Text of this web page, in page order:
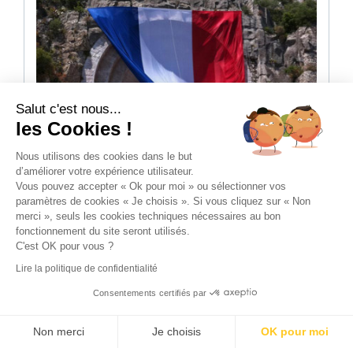
Drapeau France XXL
Devis en ligne
Salut c'est nous...
les Cookies !
Nous utilisons des cookies dans le but
d’améliorer votre expérience utilisateur.
Vous pouvez accepter « Ok pour moi » ou sélectionner vos
paramètres de cookies « Je choisis ». Si vous cliquez sur « Non
merci », seuls les cookies techniques nécessaires au bon
fonctionnement du site seront utilisés.
C'est OK pour vous ?
Lire la politique de confidentialité
Consentements certifiés par
Non merci Je choisis OK pour moi